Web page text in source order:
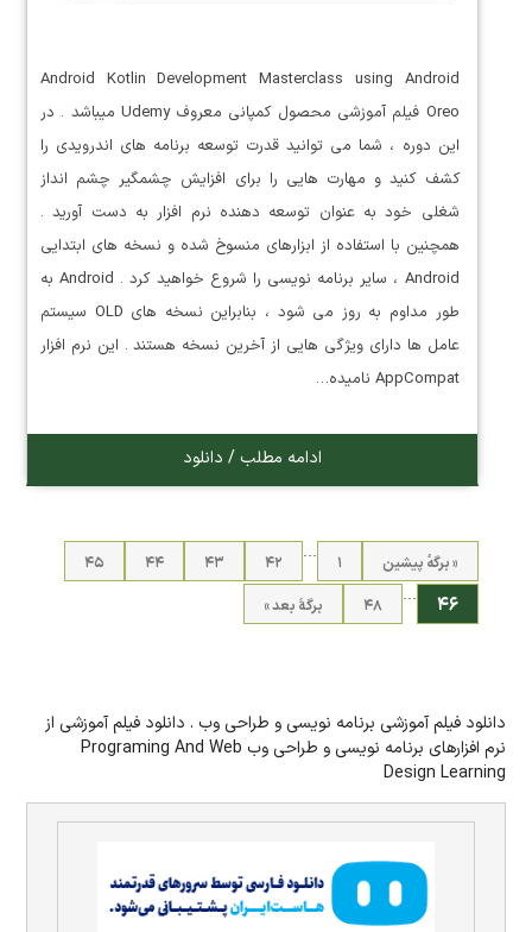
Android Kotlin Development Masterclass using Android
Oreo فیلم آموزشی محصول کمپانی معروف Udemy میباشد . در
این دوره ، شما می توانید قدرت توسعه برنامه های اندرویدی را
کشف کنید و مهارت هایی را برای افزایش چشمگیر چشم انداز
شغلی خود به عنوان توسعه دهنده نرم افزار به دست آورید .
همچنین با استفاده از ابزارهای منسوخ شده و نسخه های ابتدایی
Android ، سایر برنامه نویسی را شروع خواهید کرد . Android به
طور مداوم به روز می شود ، بنابراین نسخه های OLD سیستم
عامل ها دارای ویژگی هایی از آخرین نسخه هستند . این نرم افزار
AppCompat نامیده…
ادامه مطلب / دانلود
« برگه‌ٔ پیشین ۱
…
۴۲ ۴۳ ۴۴ ۴۵
۴۶ …
۴۸ برگهٔ بعد »
دانلود فیلم آموزشی برنامه نویسی و طراحی وب . دانلود فیلم آموزشی از
نرم افزارهای برنامه نویسی و طراحی وب Programing And Web
Design Learning